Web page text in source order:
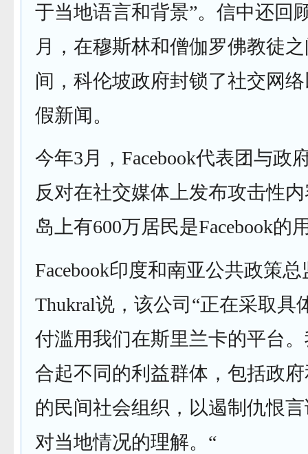
于当地语言和背景”。信中还回
月，在穆斯林和僧伽罗佛教徒
间，科伦坡政府封锁了社交网
假新闻。
今年3月，Facebook代表团与政
反对在社交媒体上发布攻击性
岛上有600万居民是Facebook的
Facebook印度和南亚公共政策总
Thukral说，该公司“正在采取具
付滥用我们在斯里兰卡的平台
合起不同的利益群体，包括政
的民间社会组织，以遏制仇恨
对当地情况的理解。“